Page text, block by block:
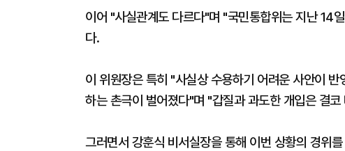
이어 "사실관계도 다르다"며 "국민통합위는 지난 14
다.
이 위원장은 특히 "사실상 수용하기 어려운 사안이
하는 촌극이 벌어졌다"며 "갑질과 과도한 개입은 결
그러면서 강훈식 비서실장을 통해 이번 상황의 경위